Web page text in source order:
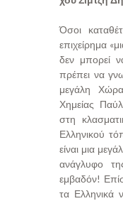
Όσοι
επιχείρημα
δεν μπορεί
πρέπει να
μεγάλη
Χημείας
στη
Ελληνικού
είναι μια
ανάγλυφο
εμβαδόν!
τα Ελληνικά